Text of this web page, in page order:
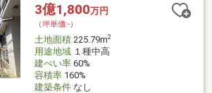
3億1,800万円
（坪単価:-）
土地面積225.79m2
用途地域１種中高
建ぺい率60%
容積率160%
建築条件なし